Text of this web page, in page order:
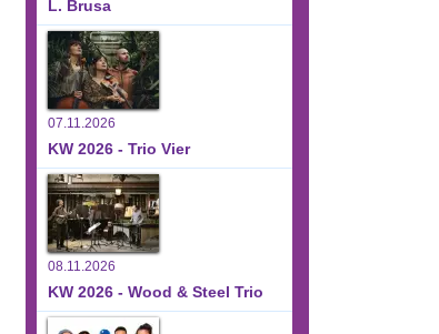
L. Brusa
07.11.2026
KW 2026 - Trio Vier
08.11.2026
KW 2026 - Wood & Steel Trio